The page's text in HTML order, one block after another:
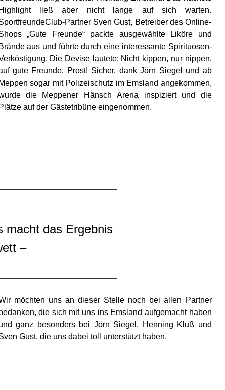
Highlight ließ aber nicht lange auf sich warten.
Partner Sven Gust, Betreiber des Online-
„Gute Freunde“ packte ausgewählte Liköre und
Brände aus und führte durch eine interessante Spirituosen-
Die Devise lautete: Nicht kippen, nur nippen,
gute Freunde, Prost! Sicher, dank Jörn Siegel und ab
Meppen sogar mit Polizeischutz im Emsland angekommen,
die Meppener Hänsch Arena inspiziert und die
Plätze auf der Gästetribüne eingenommen.
–
möchten uns an dieser Stelle noch bei allen Partner
bedanken, die sich mit uns ins Emsland aufgemacht haben
ganz besonders bei Jörn Siegel, Henning Kluß und
Gust, die uns dabei toll unterstützt haben.